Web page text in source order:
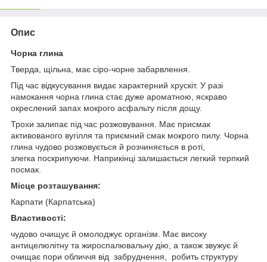
Опис
Чорна глина
Тверда, щільна, має сіро-чорне забарвлення.
Під час відкусування видає характерний хрускіт. У разі
намокання чорна глина стає дуже ароматною, яскраво
окреслений запах мокрого асфальту після дощу.
Трохи залипає під час розжовування. Має присмак
активованого вугілля та приємний смак мокрого пилу. Чорна
глина чудово розжовується й розчиняється в роті,
злегка поскрипуючи. Наприкінці залишається легкий терпкий
посмак.
Місце розташування:
Карпати (Карпатська)
Властивості:
чудово очищує й омолоджує організм. Має високу
антицелюлітну та жироспалювальну дію, а також звужує й
очищає пори обличчя від забруднення, робить структуру